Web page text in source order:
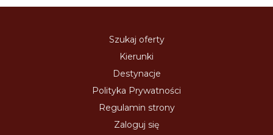
Szukaj oferty
Kierunki
Destynacje
Polityka Prywatności
Regulamin strony
Zaloguj się